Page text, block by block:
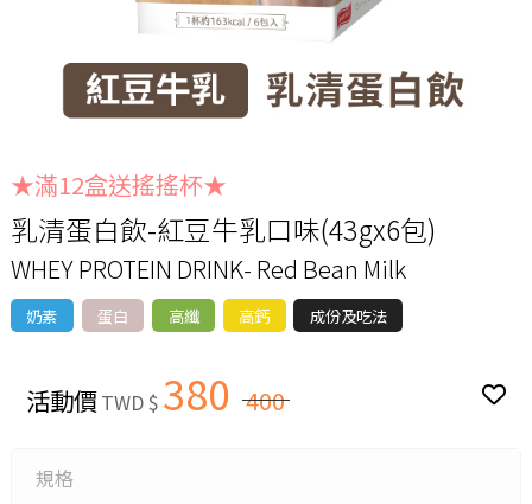
★滿12盒送搖搖杯★
乳清蛋白飲-紅豆牛乳口味(43gx6包)
WHEY PROTEIN DRINK- Red Bean Milk
奶素 蛋白 高纖 高鈣 成份及吃法
活動價TWD $ 380 400
規格